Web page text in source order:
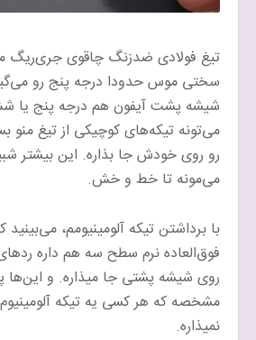
تیغ فولادی ضدزنگ چاقوی جری‌ریگ
سختی موس حدودا درجه پنج رو
شیشه پشت آیفون هم درجه پنج
می‌تونه تیکه‌های کوچیکی از تیغ منو
رو روی خودش جا بذاره. این بیشتر
می‌مونه تا خط و خش.
با برداشتن تیکه آلومینیومم، می‌بینید
فوق‌العاده نرم سطح سه هم داره
روی شیشه پشتی جا میذاره. و این‌ها
مشخصه که هر کسی یه تیکه
نمیذاره.